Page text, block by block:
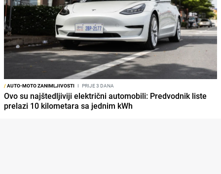
/AUTO-MOTO ZANIMLJIVOSTI I PRIJE 3 DANA
Ovo su najštedljiviji električni automobili: Predvodnik liste
prelazi 10 kilometara sa jednim kWh